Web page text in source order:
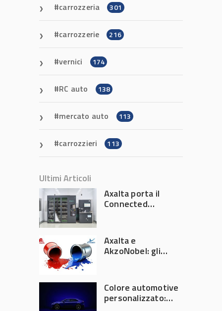
carrozzeria 301
carrozzerie 216
vernici 174
RC auto 138
mercato auto 113
carrozzieri 113
Ultimi Articoli
Axalta porta il
Connected
Automechanika
Frankfurt 2026
Axalta e
AkzoNobel: gli
Colore automotive
personalizzato: